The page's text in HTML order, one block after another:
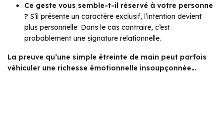
Ce geste vous semble-t-il réservé à votre personne
? S’il présente un caractère exclusif, l’intention devient
plus personnelle. Dans le cas contraire, c’est
probablement une signature relationnelle.
La preuve qu’une simple étreinte de main peut parfois
véhiculer une richesse émotionnelle insoupçonnée…